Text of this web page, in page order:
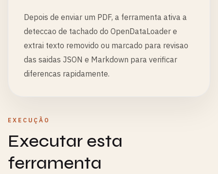
Depois de enviar um PDF, a ferramenta ativa a
deteccao de tachado do OpenDataLoader e
extrai texto removido ou marcado para revisao
das saidas JSON e Markdown para verificar
diferencas rapidamente.
EXECUÇÃO
Executar esta
ferramenta